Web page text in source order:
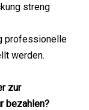
streng
professionelle
werden.
zur
bezahlen?